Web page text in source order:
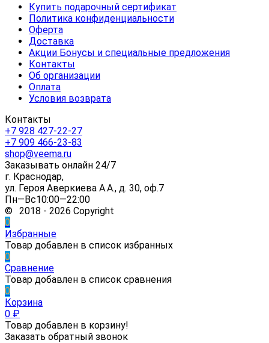
Купить подарочный сертификат
Политика конфиденциальности
Оферта
Доставка
Акции Бонусы и специальные предложения
Контакты
Об организации
Оплата
Условия возврата
Контакты
+7 928 427-22-27
+7 909 466-23-83
shop@veema.ru
Заказывать онлайн 24/7
г. Краснодар,
ул. Героя Аверкиева А.А., д. 30, оф.7
Пн—Вс10:00—22:00
© 2018 - 2026 Copyright
0
Избранные
Товар добавлен в список избранных
0
Сравнение
Товар добавлен в список сравнения
0
Корзина
0 ₽
Товар добавлен в корзину!
Заказать обратный звонок